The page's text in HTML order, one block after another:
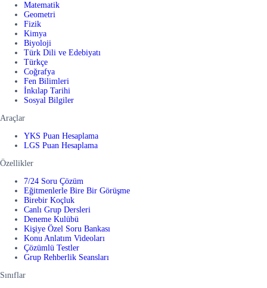
Matematik
Geometri
Fizik
Kimya
Biyoloji
Türk Dili ve Edebiyatı
Türkçe
Coğrafya
Fen Bilimleri
İnkılap Tarihi
Sosyal Bilgiler
Araçlar
YKS Puan Hesaplama
LGS Puan Hesaplama
Özellikler
7/24 Soru Çözüm
Eğitmenlerle Bire Bir Görüşme
Birebir Koçluk
Canlı Grup Dersleri
Deneme Kulübü
Kişiye Özel Soru Bankası
Konu Anlatım Videoları
Çözümlü Testler
Grup Rehberlik Seansları
Sınıflar